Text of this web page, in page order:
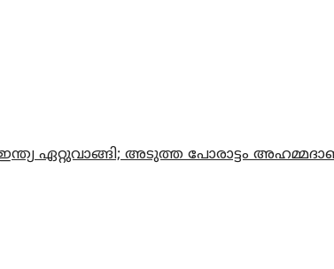
ഏറ്റുവാങ്ങി; അടുത്ത പോരാട്ടം